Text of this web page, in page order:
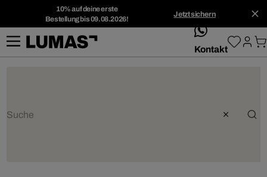
10% auf deine erste
Bestellung bis 09.08.2026!
Jetzt sichern
whatsApp
Kontakt